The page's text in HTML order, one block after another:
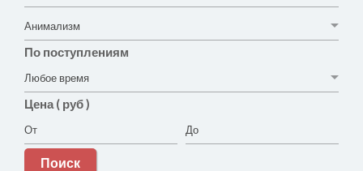
По поступлениям
Цена ( руб )
Поиск